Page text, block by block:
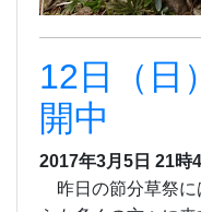
12日（日
開中
2017年3月5日 21時
昨日の節分草祭に